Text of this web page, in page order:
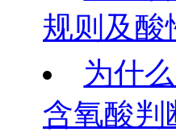
规则及酸
为什
含氧酸判